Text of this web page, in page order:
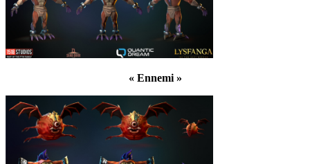
« Ennemi »